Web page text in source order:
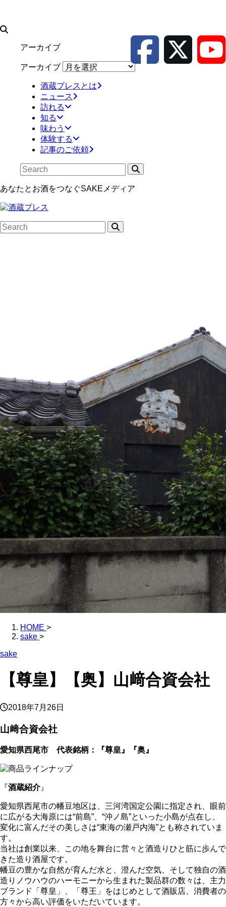
アーカイブ
アーカイブ
酒蔵プレスとは
ニュース
訪れる
知る
味わう
体験する
記事のご依頼
あなたとお酒をつなぐSAKEメディア
HOME >
sake >
sake
【尊皇】【奥】山﨑合資会社
2018年7月26日
山﨑合資会社
愛知県西尾市 代表銘柄：『尊皇』『奥』
『酒蔵紹介』
愛知県西尾市の幡豆地区は、三河湾国定公園に指定され、眼前
に広がる大海原には“前島”、“沖ノ島”といった小島が点在し、
変化に富んだその美しさは“東海の瀬戸内海”とも称されていま
す。
当社は創業以来、この地を舞台に営々と酒造りひと筋に歩んで
きた造り酒屋です。
幡豆の豊かな自然が育んだ水と、澄んだ空気、そして独自の酒
造りノウハウのハーモニーから生まれた製品群の数々は、主力
ブランド「尊皇」、「尊王」をはじめとして酒販店、消費者の
方々から高い評価をいただいています。